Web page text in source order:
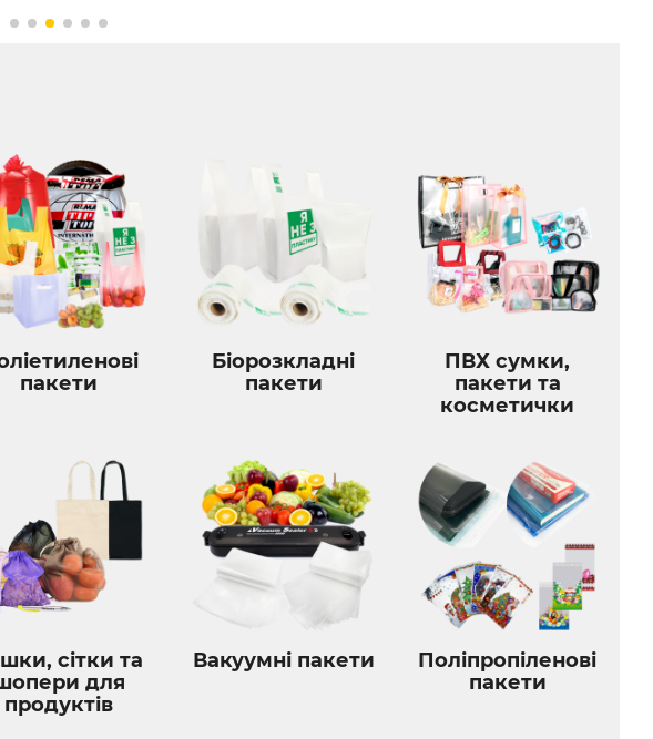
пакети
Біорозкладні
пакети
ПВХ сумки,
пакети та
косметички
сітки та
для
продуктів
Вакуумні пакети
Поліпропіленові
пакети